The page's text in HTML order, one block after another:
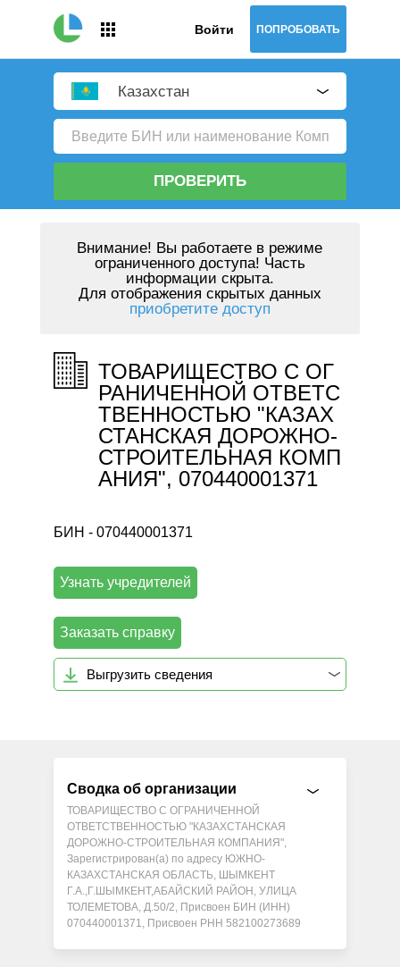
Войти ПОПРОБОВАТЬ
Казахстан
ПРОВЕРИТЬ
Внимание! Вы работаете в режиме
ограниченного доступа! Часть
информации скрыта.
Для отображения скрытых данных
приобретите доступ
ТОВАРИЩЕСТВО С ОГ
РАНИЧЕННОЙ ОТВЕТС
ТВЕННОСТЬЮ "КАЗАХ
СТАНСКАЯ ДОРОЖНО-
СТРОИТЕЛЬНАЯ КОМП
АНИЯ", 070440001371
БИН - 070440001371
Узнать учредителей
Заказать справку
Выгрузить сведения
Сводка об организации
ТОВАРИЩЕСТВО С ОГРАНИЧЕННОЙ
ОТВЕТСТВЕННОСТЬЮ "КАЗАХСТАНСКАЯ
ДОРОЖНО-СТРОИТЕЛЬНАЯ КОМПАНИЯ",
Зарегистрирован(а) по адресу ЮЖНО-
КАЗАХСТАНСКАЯ ОБЛАСТЬ, ШЫМКЕНТ
Г.А.,Г.ШЫМКЕНТ,АБАЙСКИЙ РАЙОН, УЛИЦА
ТОЛЕМЕТОВА, Д.50/2, Присвоен БИН (ИНН)
070440001371, Присвоен РНН 582100273689